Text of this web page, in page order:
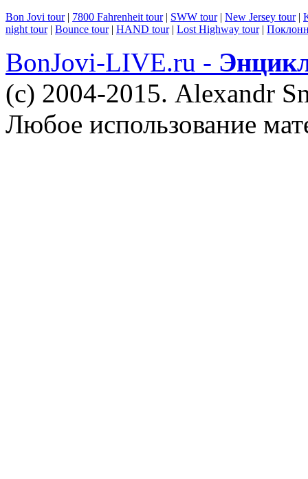
Bon Jovi tour| 7800 Fahrenheit tour| SWW tour| New Jersey tour|
night tour| Bounce tour| HAND tour| Lost Highway tour|
BonJovi-LIVE.ru -
(c) 2004-2015. Alexandr
Любое использование